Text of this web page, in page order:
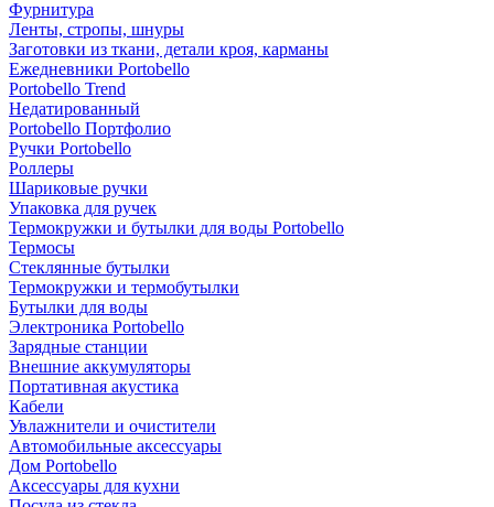
Фурнитура
Ленты, стропы, шнуры
Заготовки из ткани, детали кроя, карманы
Ежедневники Portobello
Portobello Trend
Недатированный
Portobello Портфолио
Ручки Portobello
Роллеры
Шариковые ручки
Упаковка для ручек
Термокружки и бутылки для воды Portobello
Термосы
Стеклянные бутылки
Термокружки и термобутылки
Бутылки для воды
Электроника Portobello
Зарядные станции
Внешние аккумуляторы
Портативная акустика
Кабели
Увлажнители и очистители
Автомобильные аксессуары
Дом Portobello
Аксессуары для кухни